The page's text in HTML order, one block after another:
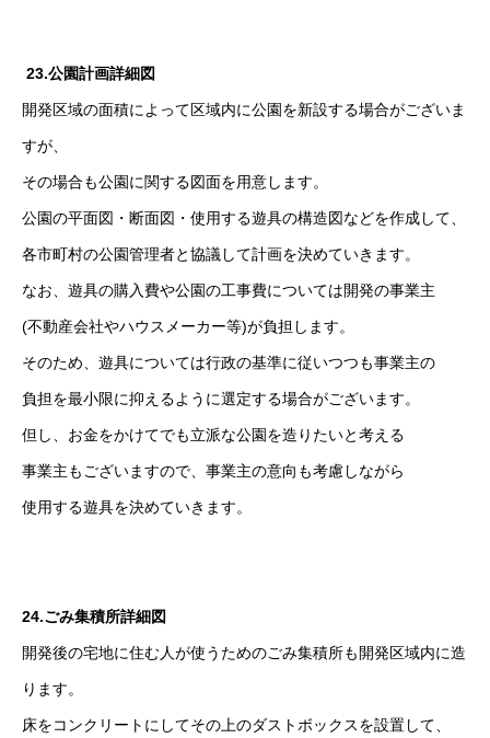
23.公園計画詳細図
開発区域の面積によって区域内に公園を新設する場合がございま
すが、
その場合も公園に関する図面を用意します。
公園の平面図・断面図・使用する遊具の構造図などを作成して、
各市町村の公園管理者と協議して計画を決めていきます。
なお、遊具の購入費や公園の工事費については開発の事業主
(不動産会社やハウスメーカー等)が負担します。
そのため、遊具については行政の基準に従いつつも事業主の
負担を最小限に抑えるように選定する場合がございます。
但し、お金をかけてでも立派な公園を造りたいと考える
事業主もございますので、事業主の意向も考慮しながら
使用する遊具を決めていきます。
24.ごみ集積所詳細図
開発後の宅地に住む人が使うためのごみ集積所も開発区域内に造
ります。
床をコンクリートにしてその上のダストボックスを設置して、